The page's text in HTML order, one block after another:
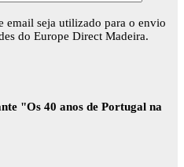
email seja utilizado para o envio
do Europe Direct Madeira.
"Os 40 anos de Portugal na